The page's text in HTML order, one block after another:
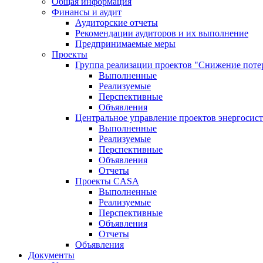
Финансы и аудит
Аудиторские отчеты
Рекомендации аудиторов и их выполнение
Предпринимаемые меры
Проекты
Группа реализации проектов "Снижение
Выполненные
Реализуемые
Перспективные
Объявления
Центральное управление проектов
Выполненные
Реализуемые
Перспективные
Объявления
Отчеты
Проекты CASA
Выполненные
Реализуемые
Перспективные
Объявления
Отчеты
Объявления
Документы